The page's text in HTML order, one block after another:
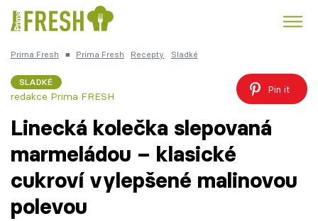
Česká kuchyně Čokoláda
Témata
Prima Fresh ■ Prima Fresh Recepty Sladké
SLADKÉ
redakce Prima FRESH
Pin it
Linecká kolečka slepovaná
marmeládou – klasické
cukroví vylepšené malinovou
polevou